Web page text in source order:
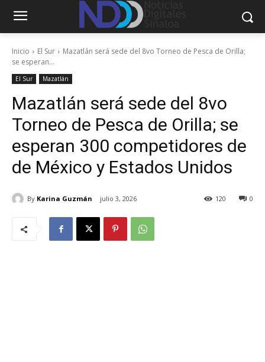
Inicio El Sur
Mazatlán será sede del 8vo Torneo de Pesca de Orilla;
se esperan...
El Sur Mazatlán
Mazatlán será sede del 8vo
Torneo de Pesca de Orilla; se
esperan 300 competidores de
de México y Estados Unidos
By Karina Guzmán julio 3, 2026 0
120